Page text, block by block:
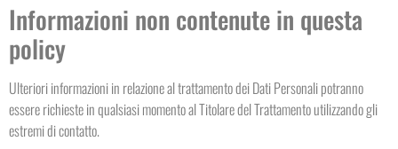
Informazioni non contenute in questa
policy
Ulteriori informazioni in relazione al trattamento dei Dati Personali potranno
essere richieste in qualsiasi momento al Titolare del Trattamento utilizzando gli
estremi di contatto.